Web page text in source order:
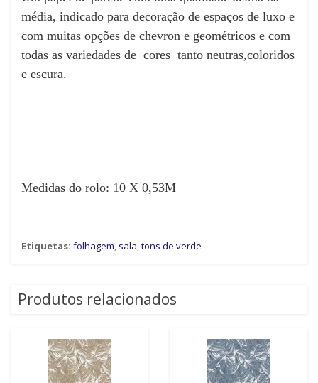
média, indicado para decoração de espaços de luxo e
com muitas opções de chevron e geométricos e com
todas as variedades de cores tanto neutras,coloridos
e escura.
Medidas do rolo: 10 X 0,53M
Etiquetas: folhagem, sala,tons de verde
Produtos relacionados